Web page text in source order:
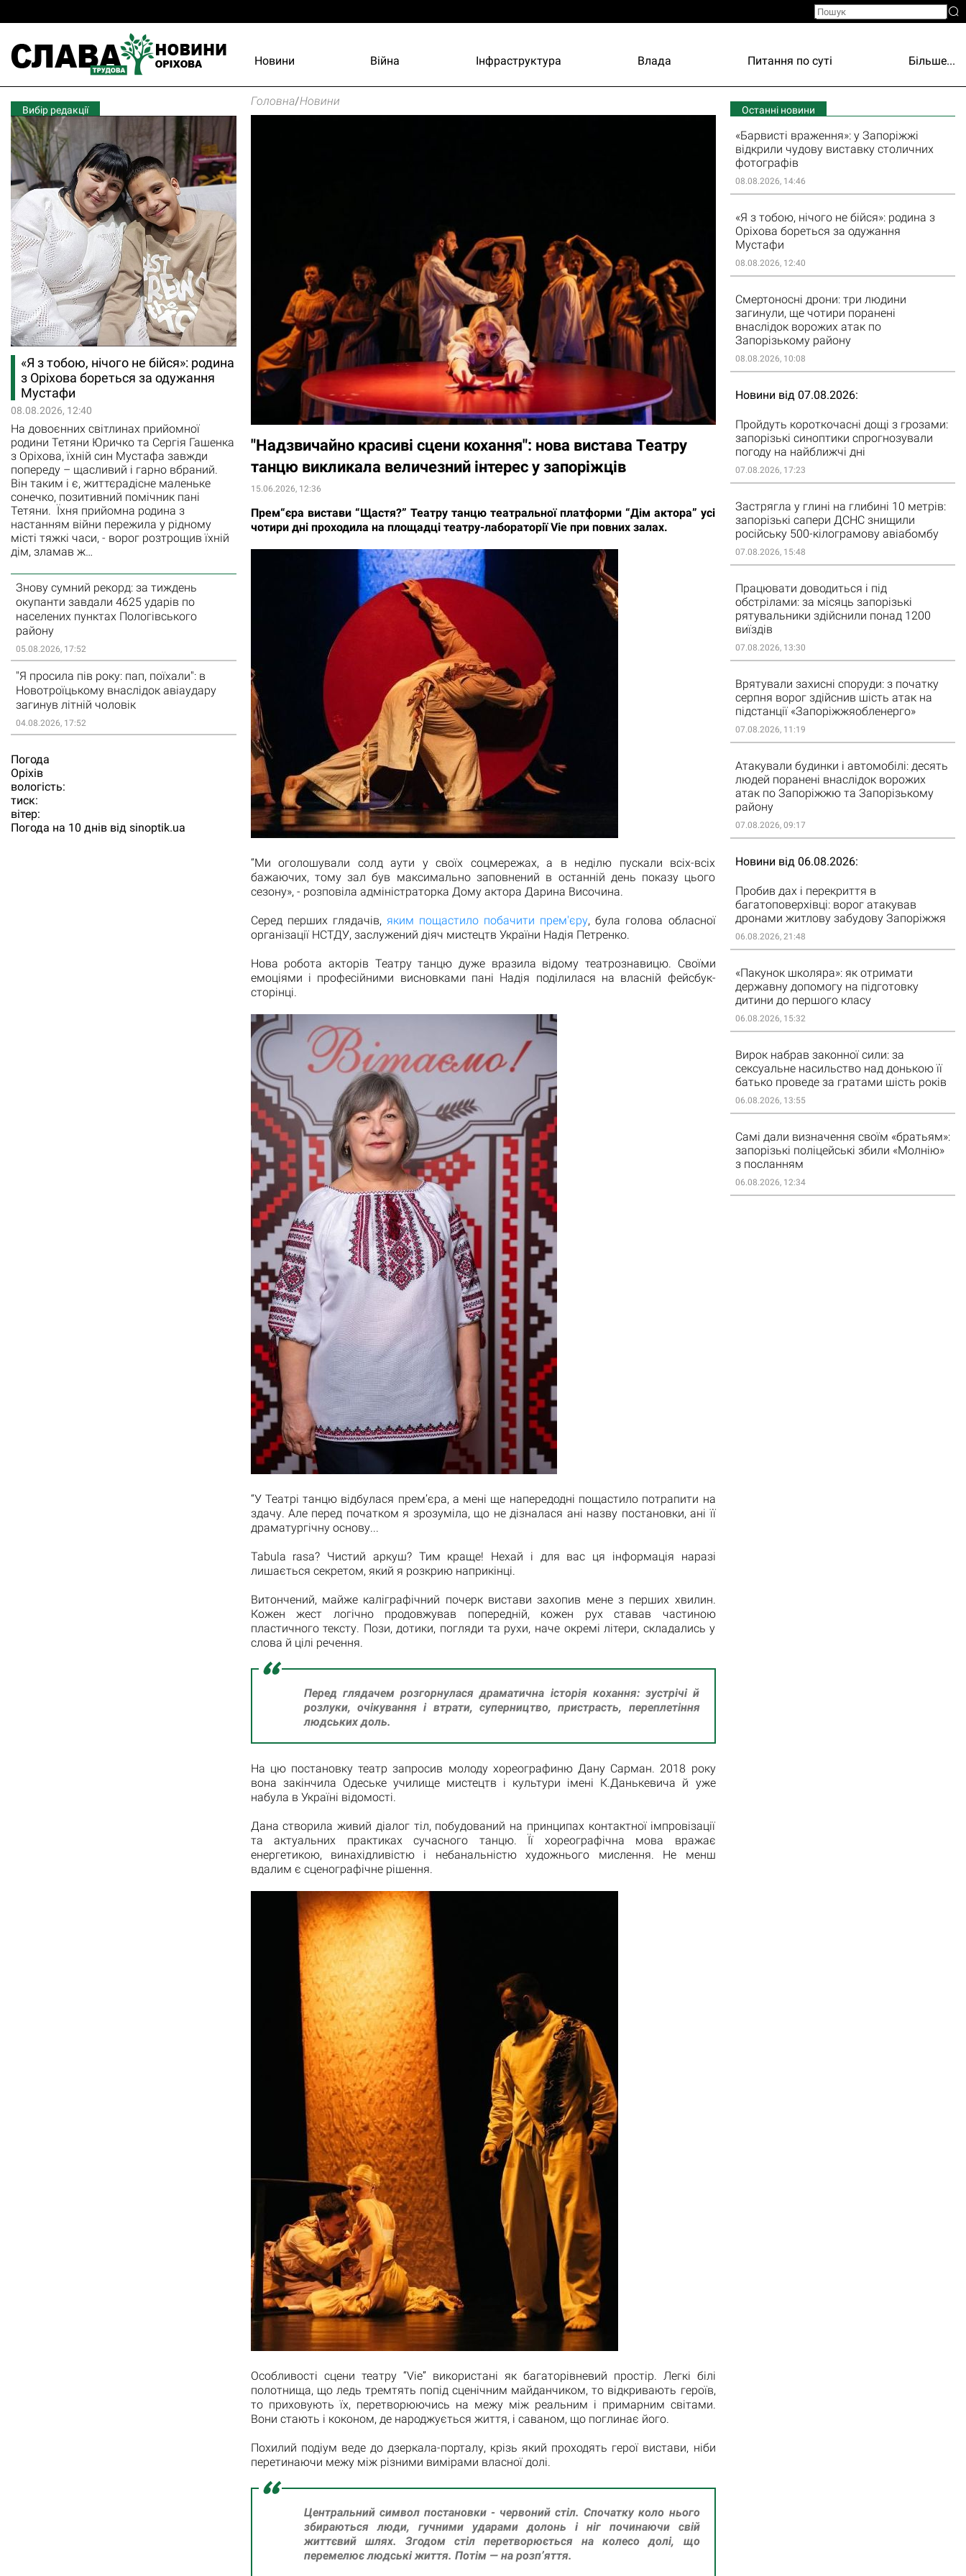
Новини Війна Інфраструктура Влада Питання по суті Більше...
Вибір редакції
«Я з тобою, нічого не бійся»: родина
з Оріхова бореться за одужання
Мустафи
08.08.2026, 12:40
На довоєнних світлинах прийомної
родини Тетяни Юричко та Сергія Гашенка
з Оріхова, їхній син Мустафа завжди
попереду – щасливий і гарно вбраний.
Він таким і є, життєрадісне маленьке
сонечко, позитивний помічник пані
Тетяни. Їхня прийомна родина з
настанням війни пережила у рідному
місті тяжкі часи, - ворог розтрощив їхній
дім, зламав ж…
Знову сумний рекорд: за тиждень
окупанти завдали 4625 ударів по
населених пунктах Пологівського
району
05.08.2026, 17:52
"Я просила пів року: пап, поїхали": в
Новотроїцькому внаслідок авіаудару
загинув літній чоловік
04.08.2026, 17:52
Погода
Орiхiв
вологість:
тиск:
вітер:
Погода на 10 днів від sinoptik.ua
Головна/Новини
"Надзвичайно красиві сцени кохання": нова вистава Театру
танцю викликала величезний інтерес у запоріжців
15.06.2026, 12:36
Прем“єра вистави “Щастя?” Театру танцю театральної платформи “Дім актора” усі
чотири дні проходила на площадці театру-лабораторії Vie при повних залах.
“Ми оголошували солд аути у своїх соцмережах, а в неділю пускали всіх-всіх
бажаючих, тому зал був максимально заповнений в останній день показу цього
сезону», - розповіла адміністраторка Дому актора Дарина Височина.
Серед перших глядачів, яким пощастило побачити прем'єру, була голова обласної
організації НСТДУ, заслужений діяч мистецтв України Надія Петренко.
Нова робота акторів Театру танцю дуже вразила відому театрознавицю. Своїми
емоціями і професійними висновками пані Надія поділилася на власній фейсбук-
сторінці.
“У Театрі танцю відбулася прем’єра, а мені ще напередодні пощастило потрапити на
здачу. Але перед початком я зрозуміла, що не дізналася ані назву постановки, ані її
драматургічну основу...
Tabula rasa? Чистий аркуш? Тим краще! Нехай і для вас ця інформація наразі
лишається секретом, який я розкрию наприкінці.
Витончений, майже каліграфічний почерк вистави захопив мене з перших хвилин.
Кожен жест логічно продовжував попередній, кожен рух ставав частиною
пластичного тексту. Пози, дотики, погляди та рухи, наче окремі літери, складались у
слова й цілі речення.
Перед глядачем розгорнулася драматична історія кохання: зустрічі й
розлуки, очікування і втрати, суперництво, пристрасть, переплетіння
людських доль.
На цю постановку театр запросив молоду хореографиню Дану Сарман. 2018 року
вона закінчила Одеське училище мистецтв і культури імені К.Данькевича й уже
набула в Україні відомості.
Дана створила живий діалог тіл, побудований на принципах контактної імпровізації
та актуальних практиках сучасного танцю. Її хореографічна мова вражає
енергетикою, винахідливістю і небанальністю художнього мислення. Не менш
вдалим є сценографічне рішення.
Особливості сцени театру “Vie” використані як багаторівневий простір. Легкі білі
полотнища, що ледь тремтять попід сценічним майданчиком, то відкривають героїв,
то приховують їх, перетворюючись на межу між реальним і примарним світами.
Вони стають і коконом, де народжується життя, і саваном, що поглинає його.
Похилий подіум веде до дзеркала-порталу, крізь який проходять герої вистави, ніби
перетинаючи межу між різними вимірами власної долі.
Центральний символ постановки - червоний стіл. Спочатку коло нього
збираються люди, гучними ударами долонь і ніг починаючи свій
життєвий шлях. Згодом стіл перетворюється на колесо долі, що
перемелює людські життя. Потім — на розп’яття.
Останні новини
«Барвисті враження»: у Запоріжжі
відкрили чудову виставку столичних
фотографів
08.08.2026, 14:46
«Я з тобою, нічого не бійся»: родина з
Оріхова бореться за одужання
Мустафи
08.08.2026, 12:40
Смертоносні дрони: три людини
загинули, ще чотири поранені
внаслідок ворожих атак по
Запорізькому району
08.08.2026, 10:08
Новини від 07.08.2026
Пройдуть короткочасні дощі з грозами:
запорізькі синоптики спрогнозували
погоду на найближчі дні
07.08.2026, 17:23
Застрягла у глині на глибині 10 метрів:
запорізькі сапери ДСНС знищили
російську 500-кілограмову авіабомбу
07.08.2026, 15:48
Працювати доводиться і під
обстрілами: за місяць запорізькі
рятувальники здійснили понад 1200
виїздів
07.08.2026, 13:30
Врятували захисні споруди: з початку
серпня ворог здійснив шість атак на
підстанції «Запоріжжяобленерго»
07.08.2026, 11:19
Атакували будинки і автомобілі: десять
людей поранені внаслідок ворожих
атак по Запоріжжю та Запорізькому
району
07.08.2026, 09:17
Новини від 06.08.2026
Пробив дах і перекриття в
багатоповерхівці: ворог атакував
дронами житлову забудову Запоріжжя
06.08.2026, 21:48
«Пакунок школяра»: як отримати
державну допомогу на підготовку
дитини до першого класу
06.08.2026, 15:32
Вирок набрав законної сили: за
сексуальне насильство над донькою її
батько проведе за гратами шість років
06.08.2026, 13:55
Самі дали визначення своїм «братьям»:
запорізькі поліцейські збили «Молнію»
з посланням
06.08.2026, 12:34